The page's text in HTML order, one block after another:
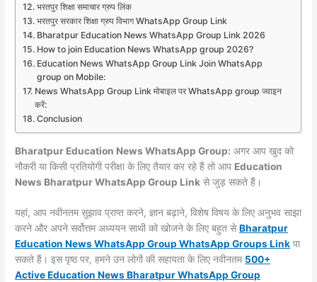
भरतपुर शिक्षा समाचार ग्रुप लिंक
भरतपुर सरकार शिक्षा ग्रुप विभाग WhatsApp Group Link
Bharatpur Education News WhatsApp Group Link 2026
How to join Education News WhatsApp group 2026?
Education News WhatsApp Group Link Join WhatsApp
group on Mobile:
News WhatsApp Group Link मोबाइल पर WhatsApp group ज्वाइन
करें:
Conclusion
Bharatpur Education News WhatsApp Group: अगर आप खुद को
नौकरी या किसी प्रतियोगी परीक्षा के लिए तैयार कर रहे हैं तो आप Education
News Bharatpur WhatsApp Group Link से जुड़ सकते हैं।
यहां, आप नवीनतम सुझाव प्राप्त करने, ज्ञान बढ़ाने, विशेष विषय के लिए अनुभव साझा
करने और अपने सर्वोत्तम अध्ययन साथी को खोजने के लिए बहुत सेBharatpur
Education News WhatsApp Group WhatsApp GroupsLink पा
सकते हैं। इस पृष्ठ पर, हमने उन लोगों की सहायता के लिए नवीनतम 500+
Active Education News Bharatpur WhatsApp Group